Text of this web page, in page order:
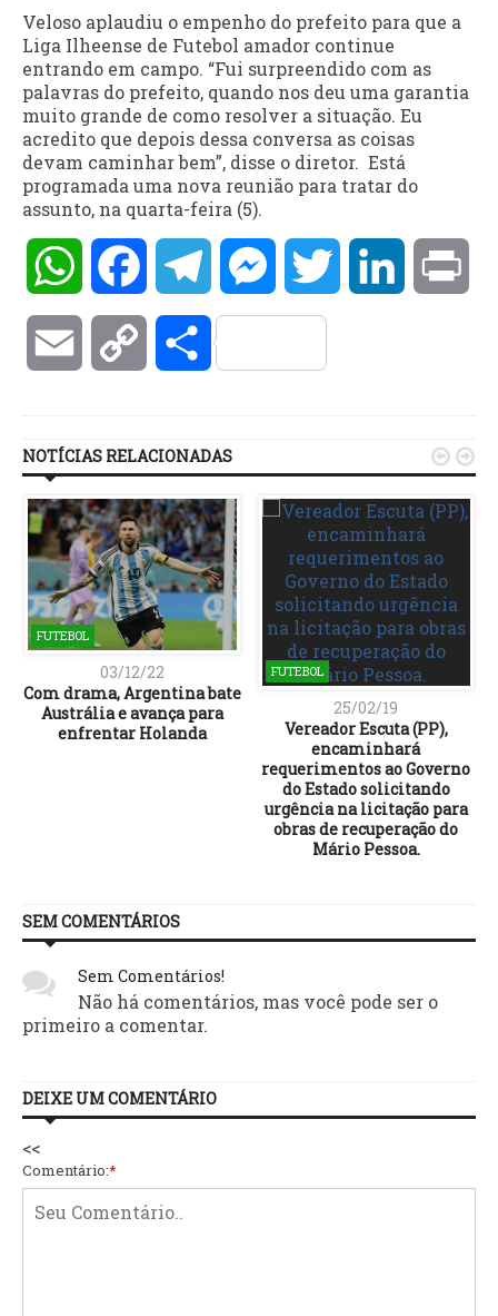
Veloso aplaudiu o empenho do prefeito para que a
Liga Ilheense de Futebol amador continue
entrando em campo. “Fui surpreendido com as
palavras do prefeito, quando nos deu uma garantia
muito grande de como resolver a situação. Eu
acredito que depois dessa conversa as coisas
devam caminhar bem”, disse o diretor. Está
programada uma nova reunião para tratar do
assunto, na quarta-feira (5).
WhatsAppFacebookTelegramMessengerTwitter LinkedIn
Email Copy Compartilhar
NOTÍCIAS RELACIONADAS
FUTEBOL
03/12/22
Com drama, Argentina bate
Austrália e avança para
enfrentar Holanda
FUTEBOL
25/02/19
Vereador Escuta (PP),
encaminhará
requerimentos ao Governo
do Estado solicitando
urgência na licitação para
obras de recuperação do
Mário Pessoa.
 
SEM COMENTÁRIOS
Sem Comentários!
Não há comentários, mas você pode ser o
primeiro a comentar.
DEIXE UM COMENTÁRIO
<<
Comentário:*